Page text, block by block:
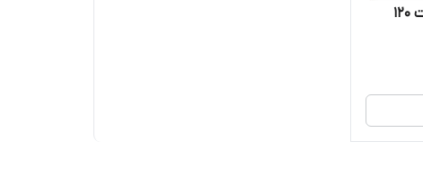
لامپ مهتابی ال ای دی 30 وات 120